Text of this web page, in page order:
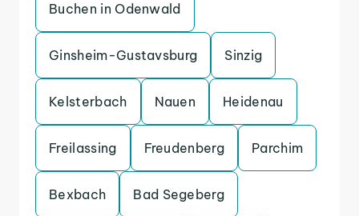
Buchen in Odenwald
Ginsheim-Gustavsburg Sinzig
Kelsterbach Nauen Heidenau
Freilassing Freudenberg Parchim
Bexbach Bad Segeberg